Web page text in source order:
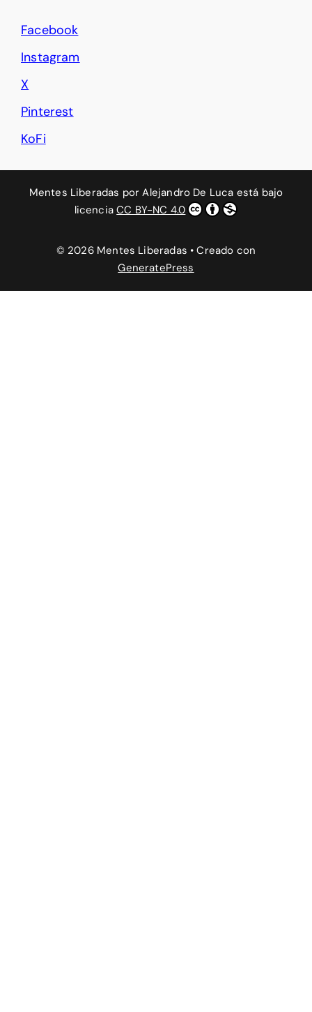
Facebook
Instagram
X
Pinterest
KoFi
Mentes Liberadas porAlejandro De Luca está bajo
licenciaCC BY-NC 4.0
© 2026 Mentes Liberadas • Creado con
GeneratePress